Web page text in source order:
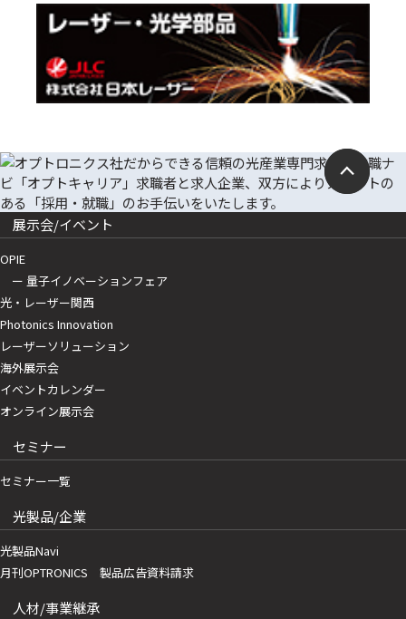
展示会/イベント
OPIE
ー 量子イノベーションフェア
光・レーザー関西
Photonics Innovation
レーザーソリューション
海外展示会
イベントカレンダー
オンライン展示会
セミナー
セミナー一覧
光製品/企業
光製品Navi
月刊OPTRONICS 製品広告資料請求
人材/事業継承